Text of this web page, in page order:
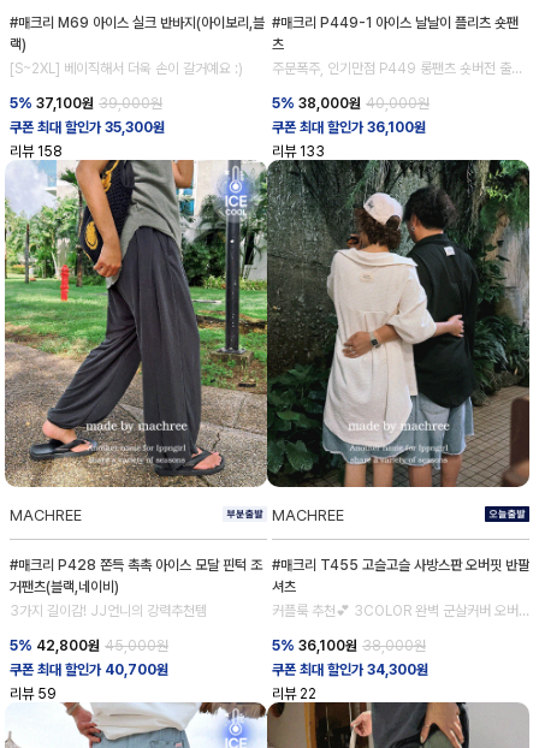
#매크리 M69 아이스 실크 반바지(아이보리,블
랙)
[S~2XL] 베이직해서 더욱 손이 갈거예요 :)
5% 37,100원 39,000원
쿠폰 최대 할인가 35,300원
리뷰 158
#매크리 P449-1 아이스 날날이 플리츠 숏팬
츠
주문폭주, 인기만점 P449 롱팬츠 숏버전 출시!
5% 38,000원 40,000원
쿠폰 최대 할인가 36,100원
리뷰 133
MACHREE
#매크리 P428 쫀득 촉촉 아이스 모달 핀턱 조
거팬츠(블랙,네이비)
3가지 길이감! JJ언니의 강력추천템
5% 42,800원 45,000원
쿠폰 최대 할인가 40,700원
리뷰 59
MACHREE
#매크리 T455 고슬고슬 사방스판 오버핏 반팔
셔츠
커플룩 추천💕 3COLOR 완벽 군살커버 오버
5% 36,100원 38,000원
쿠폰 최대 할인가 34,300원
리뷰 22